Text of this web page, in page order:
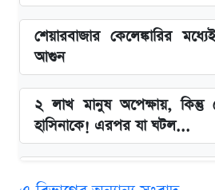
শেয়ারবাজার কেলেঙ্কারির
আগুন
২ লাখ মানুষ অপেক্ষায়, কিন্তু
হাসিনাকে! এরপর যা ঘটল...